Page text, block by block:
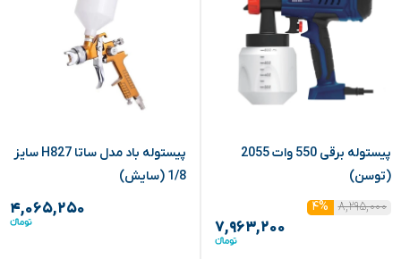
پیستوله برقی 550 وات 2055
(توسن)
۸,۲۹۵,۰۰۰
۴%
۷,۹۶۳,۲۰۰
پیستوله باد مدل ساتا H827 سایز
1/8 (سایش)
۴,۰۶۵,۲۵۰